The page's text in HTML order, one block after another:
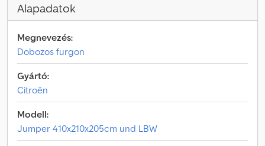
Alapadatok
Megnevezés:
Dobozos furgon
Gyártó:
Citroën
Modell:
Jumper 410x210x205cm und LBW